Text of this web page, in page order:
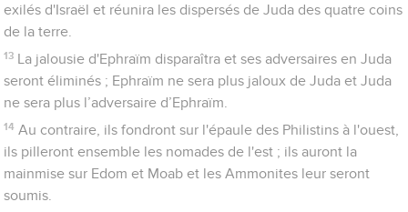
exilés d'Israël et réunira les dispersés de Juda des quatre coins
de la terre.
13 La jalousie d'Ephraïm disparaîtra et ses adversaires en Juda
seront éliminés ; Ephraïm ne sera plus jaloux de Juda et Juda
ne sera plus l’adversaire d’Ephraïm.
14 Au contraire, ils fondront sur l'épaule des Philistins à l'ouest,
ils pilleront ensemble les nomades de l'est ; ils auront la
mainmise sur Edom et Moab et les Ammonites leur seront
soumis.